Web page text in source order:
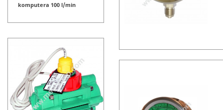
komputera 100 l/min